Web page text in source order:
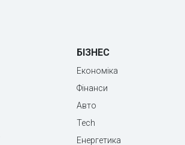
БІЗНЕС
Економіка
Фінанси
Авто
Tech
Енергетика